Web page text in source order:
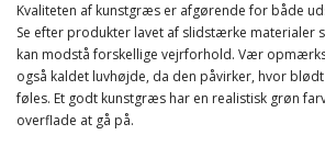
Kvaliteten af kunstgræs er afgørende for både
Se efter produkter lavet af slidstærke materialer
kan modstå forskellige vejrforhold. Vær
også kaldet luvhøjde, da den påvirker, hvor
føles. Et godt kunstgræs har en realistisk grøn
overflade at gå på.